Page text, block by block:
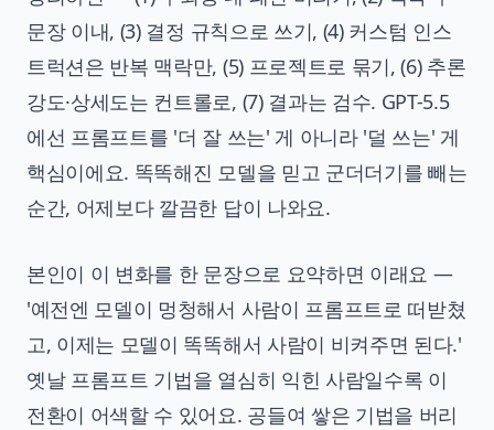
문장 이내, (3) 결정 규칙으로 쓰기, (4) 커스텀 인스
트럭션은 반복 맥락만, (5) 프로젝트로 묶기, (6) 추론
강도·상세도는 컨트롤로, (7) 결과는 검수. GPT-5.5
에선 프롬프트를 '더 잘 쓰는' 게 아니라 '덜 쓰는' 게
핵심이에요. 똑똑해진 모델을 믿고 군더더기를 빼는
순간, 어제보다 깔끔한 답이 나와요.
본인이 이 변화를 한 문장으로 요약하면 이래요 —
'예전엔 모델이 멍청해서 사람이 프롬프트로 떠받쳤
고, 이제는 모델이 똑똑해서 사람이 비켜주면 된다.'
옛날 프롬프트 기법을 열심히 익힌 사람일수록 이
전환이 어색할 수 있어요. 공들여 쌓은 기법을 버리